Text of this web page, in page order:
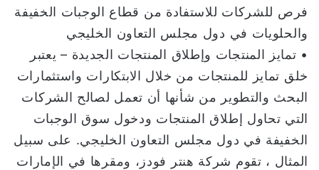
فرص للشركات للاستفادة من قطاع الوجبات الخفيفة
والحلويات في دول مجلس التعاون الخليجي
• تمايز المنتجات وإطلاق المنتجات الجديدة – يعتبر
خلق تمايز للمنتجات من خلال الابتكارات واستثمارات
البحث والتطوير من شأنها أن تعمل لصالح الشركات
التي تحاول إطلاق المنتجات ودخول سوق الوجبات
الخفيفة في دول مجلس التعاون الخليجي. على سبيل
المثال ، تقوم شركة هنتر فودز، ومقرها في الإمارات